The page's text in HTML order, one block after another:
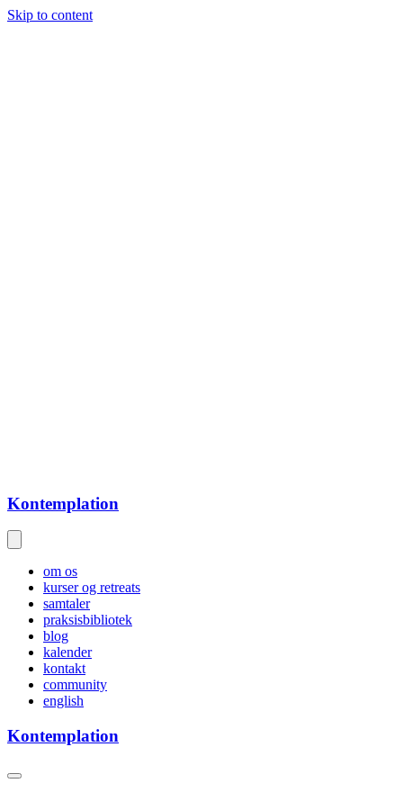
Skip to content
Kontemplation
om os
kurser og retreats
samtaler
praksisbibliotek
blog
kalender
kontakt
community
english
Kontemplation